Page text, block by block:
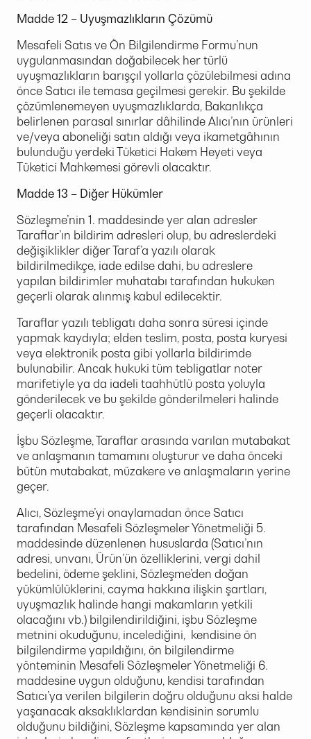
Madde 12 – Uyuşmazlıkların Çözümü
Mesafeli Satıs ve Ön Bilgilendirme Formu’nun
uygulanmasından doğabilecek her türlü
uyuşmazlıkların barışçıl yollarla çözülebilmesi adına
önce Satıcı ile temasa geçilmesi gerekir. Bu şekilde
çözümlenemeyen uyuşmazlıklarda, Bakanlıkça
belirlenen parasal sınırlar dâhilinde Alıcı’nın ürünleri
ve/veya aboneliği satın aldığı veya ikametgâhının
bulunduğu yerdeki Tüketici Hakem Heyeti veya
Tüketici Mahkemesi görevli olacaktır.
Madde 13 – Diğer Hükümler
Sözleşme’nin 1. maddesinde yer alan adresler
Taraflar’ın bildirim adresleri olup, bu adreslerdeki
değişiklikler diğer Taraf’a yazılı olarak
bildirilmedikçe, iade edilse dahi, bu adreslere
yapılan bildirimler muhatabı tarafından hukuken
geçerli olarak alınmış kabul edilecektir.
Taraflar yazılı tebligatı daha sonra süresi içinde
yapmak kaydıyla; elden teslim, posta, posta kuryesi
veya elektronik posta gibi yollarla bildirimde
bulunabilir. Ancak hukuki tüm tebligatlar noter
marifetiyle ya da iadeli taahhütlü posta yoluyla
gönderilecek ve bu şekilde gönderilmeleri halinde
geçerli olacaktır.
İşbu Sözleşme, Taraflar arasında varılan mutabakat
ve anlaşmanın tamamını oluşturur ve daha önceki
bütün mutabakat, müzakere ve anlaşmaların yerine
geçer.
Alıcı, Sözleşme’yi onaylamadan önce Satıcı
tarafından Mesafeli Sözleşmeler Yönetmeliği 5.
maddesinde düzenlenen hususlarda (Satıcı’nın
adresi, unvanı, Ürün’ün özelliklerini, vergi dahil
bedelini, ödeme şeklini, Sözleşme’den doğan
yükümlülüklerini, cayma hakkına ilişkin şartları,
uyuşmazlık halinde hangi makamların yetkili
olacağını vb.) bilgilendirildiğini, işbu Sözleşme
metnini okuduğunu, incelediğini, kendisine ön
bilgilendirme yapıldığını, ön bilgilendirme
yönteminin Mesafeli Sözleşmeler Yönetmeliği 6.
maddesine uygun olduğunu, kendisi tarafından
Satıcı’ya verilen bilgilerin doğru olduğunu aksi halde
yaşanacak aksaklıklardan kendisinin sorumlu
olduğunu bildiğini, Sözleşme kapsamında yer alan